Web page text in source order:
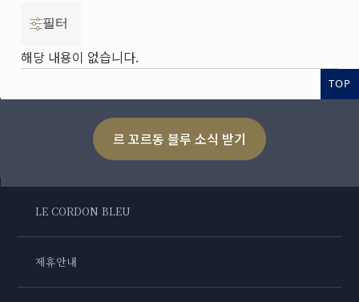
필터
해당 내용이 없습니다.
TOP
르 꼬르동 블루 소식 받기
LE CORDON BLEU
제휴안내